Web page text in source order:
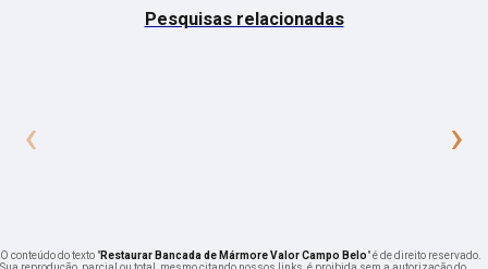
Pesquisas relacionadas
‹ ›
O conteúdo do texto "Restaurar Bancada de Mármore Valor Campo Belo" é de direito reservado.